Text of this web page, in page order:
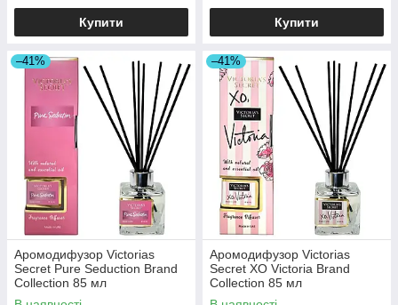
Купити Купити
–41%
Аромодифузор Victorias
Secret Pure Seduction Brand
Collection 85 мл
–41%
Аромодифузор Victorias
Secret XO Victoria Brand
Collection 85 мл